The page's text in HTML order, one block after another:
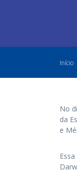
Início
No
da
e